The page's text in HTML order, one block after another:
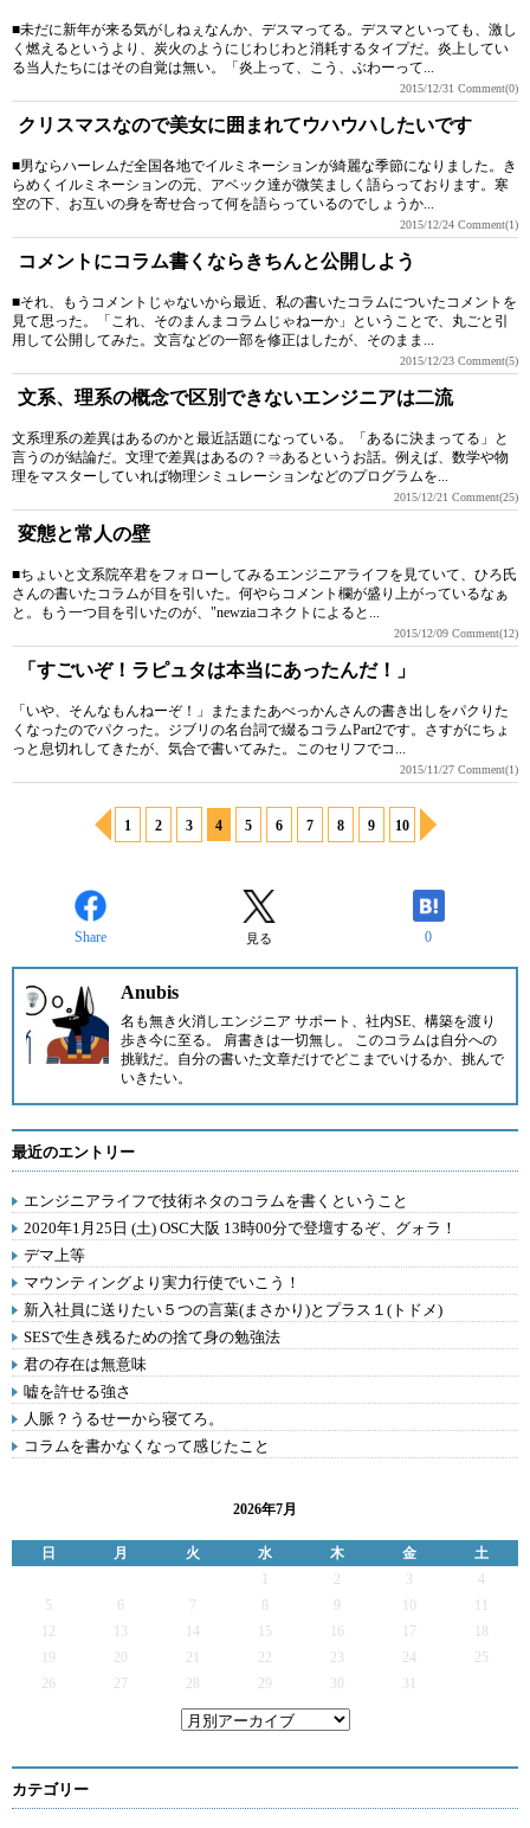
■未だに新年が来る気がしねぇなんか、デスマってる。デスマといっても、激し
く燃えるというより、炭火のようにじわじわと消耗するタイプだ。炎上してい
る当人たちにはその自覚は無い。「炎上って、こう、ぶわーって...
2015/12/31 Comment(0)
クリスマスなので美女に囲まれてウハウハしたいです
■男ならハーレムだ全国各地でイルミネーションが綺麗な季節になりました。き
らめくイルミネーションの元、アベック達が微笑ましく語らっております。寒
空の下、お互いの身を寄せ合って何を語らっているのでしょうか...
2015/12/24 Comment(1)
コメントにコラム書くならきちんと公開しよう
■それ、もうコメントじゃないから最近、私の書いたコラムについたコメントを
見て思った。「これ、そのまんまコラムじゃねーか」ということで、丸ごと引
用して公開してみた。文言などの一部を修正はしたが、そのまま...
2015/12/23 Comment(5)
文系、理系の概念で区別できないエンジニアは二流
文系理系の差異はあるのかと最近話題になっている。「あるに決まってる」と
言うのが結論だ。文理で差異はあるの？⇒あるというお話。例えば、数学や物
理をマスターしていれば物理シミュレーションなどのプログラムを...
2015/12/21 Comment(25)
変態と常人の壁
■ちょいと文系院卒君をフォローしてみるエンジニアライフを見ていて、ひろ氏
さんの書いたコラムが目を引いた。何やらコメント欄が盛り上がっているなぁ
と。もう一つ目を引いたのが、"newziaコネクトによると...
2015/12/09 Comment(12)
「すごいぞ！ラピュタは本当にあったんだ！」
「いや、そんなもんねーぞ！」またまたあべっかんさんの書き出しをパクりた
くなったのでパクった。ジブリの名台詞で綴るコラムPart2です。さすがにちょ
っと息切れしてきたが、気合で書いてみた。このセリフでコ...
2015/11/27 Comment(1)
1 2 3 4 5 6 7 8 9 10
Share 見る 0
Anubis
名も無き火消しエンジニア サポート、社内SE、構築を渡り
歩き今に至る。 肩書きは一切無し。 このコラムは自分への
挑戦だ。自分の書いた文章だけでどこまでいけるか、挑んで
いきたい。
最近のエントリー
エンジニアライフで技術ネタのコラムを書くということ
2020年1月25日 (土) OSC大阪 13時00分で登壇するぞ、グォラ！
デマ上等
マウンティングより実力行使でいこう！
新入社員に送りたい５つの言葉(まさかり)とプラス１(トドメ)
SESで生き残るための捨て身の勉強法
君の存在は無意味
嘘を許せる強さ
人脈？うるせーから寝てろ。
コラムを書かなくなって感じたこと
2026年7月
日 月 火 水 木 金
土
2 3
4
5
6 7 9
12
13 14 15 16 17
19
20 21 22 23 24
25
26
27 28 29 30 31
カテゴリー